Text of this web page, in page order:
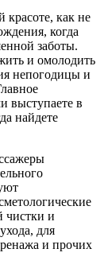
красоте, как не
когда
заботы.
и омолодить
непогодицы и
выступаете в
найдете
чистки и
для
и прочих